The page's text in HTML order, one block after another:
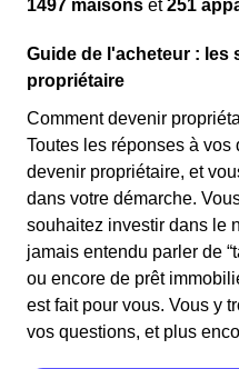
1497 maisons et251
Guide de l'acheteur : les
propriétaire
Comment devenir
Toutes les réponses à
devenir propriétaire, et
dans votre démarche.
souhaitez investir dans le
jamais entendu parler de
ou encore de prêt
est fait pour vous. Vous y
vos questions, et plus